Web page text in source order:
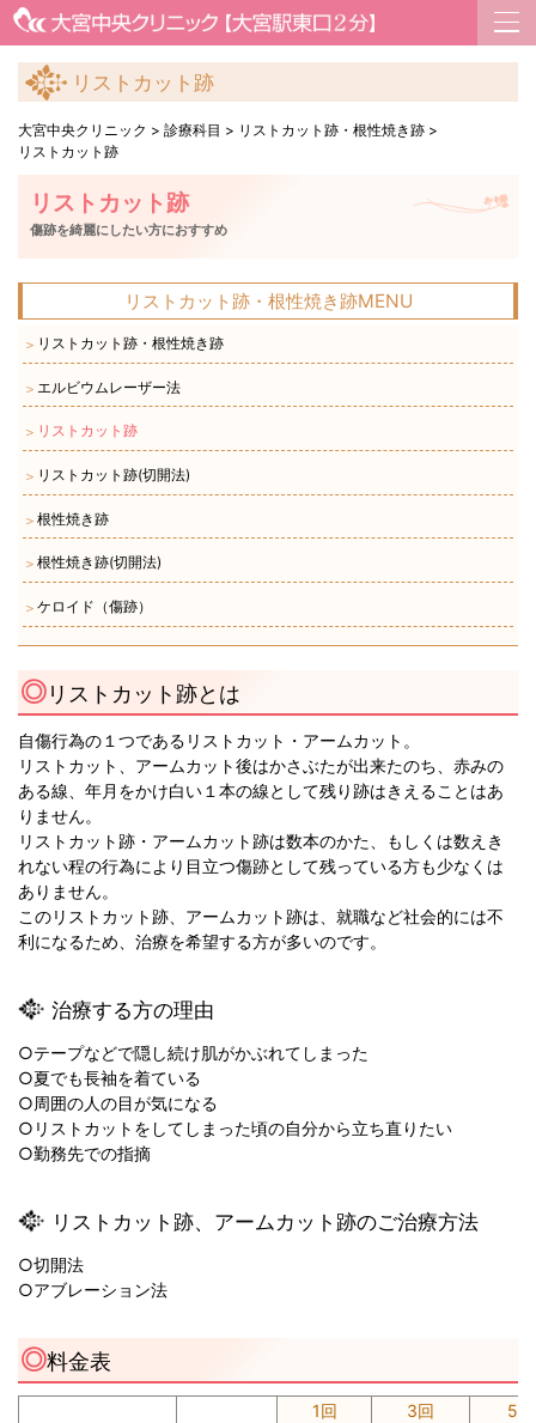
リストカット跡
大宮中央クリニック > 診療科目 > リストカット跡・根性焼き跡 >
リストカット跡
リストカット跡
傷跡を綺麗にしたい方におすすめ
リストカット跡・根性焼き跡MENU
＞ リストカット跡・根性焼き跡
＞エルビウムレーザー法
＞ リストカット跡
＞ リストカット跡(切開法)
＞根性焼き跡
＞根性焼き跡(切開法)
＞ケロイド（傷跡）
リストカット跡とは
自傷行為の１つであるリストカット・アームカット。
リストカット、アームカット後はかさぶたが出来たのち、赤みの
ある線、年月をかけ白い１本の線として残り跡はきえることはあ
りません。
リストカット跡・アームカット跡は数本のかた、もしくは数えき
れない程の行為により目立つ傷跡として残っている方も少なくは
ありません。
このリストカット跡、アームカット跡は、就職など社会的には不
利になるため、治療を希望する方が多いのです。
治療する方の理由
○テープなどで隠し続け肌がかぶれてしまった
○夏でも長袖を着ている
○周囲の人の目が気になる
○リストカットをしてしまった頃の自分から立ち直りたい
○勤務先での指摘
リストカット跡、アームカット跡のご治療方法
○切開法
○アブレーション法
料金表
1回 3回 5回